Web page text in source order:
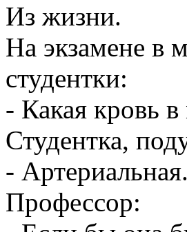
Из жизни.
На экзамене в
студентки:
- Какая кровь
Студентка,
- Артериальная.
Профессор: